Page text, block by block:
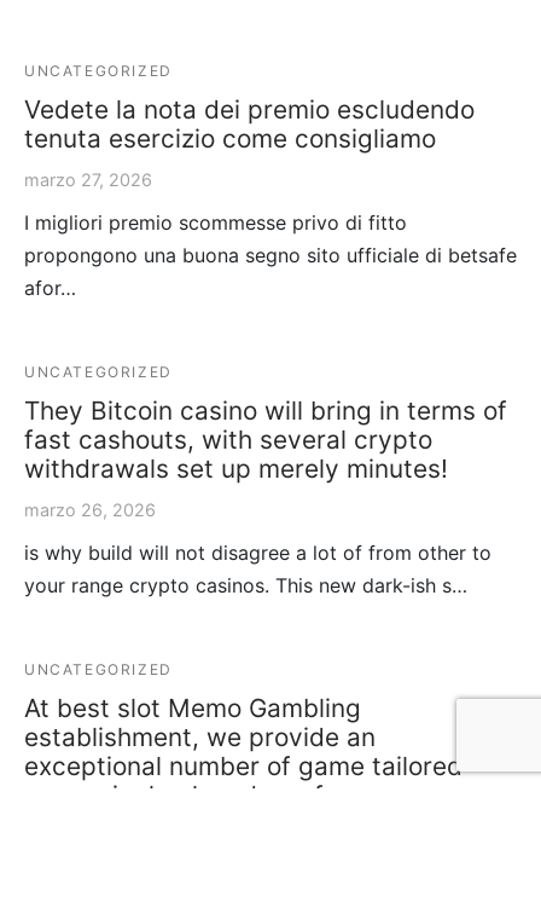
UNCATEGORIZED
Vedete la nota dei premio escludendo
tenuta esercizio come consigliamo
marzo 27, 2026
I migliori premio scommesse privo di fitto
propongono una buona segno sito ufficiale di betsafe
afor…
UNCATEGORIZED
They Bitcoin casino will bring in terms of
fast cashouts, with several crypto
withdrawals set up merely minutes!
marzo 26, 2026
is why build will not disagree a lot of from other to
your range crypto casinos. This new dark-ish s…
UNCATEGORIZED
At best slot Memo Gambling
establishment, we provide an
exceptional number of game tailored
every single player’s preference